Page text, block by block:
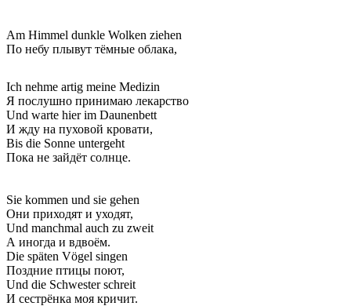
Am Himmel dunkle Wolken ziehen
По небу плывут тёмные облака,
Ich nehme artig meine Medizin
Я послушно принимаю лекарство
Und warte hier im Daunenbett
И жду на пуховой кровати,
Bis die Sonne untergeht
Пока не зайдёт солнце.
Sie kommen und sie gehen
Они приходят и уходят,
Und manchmal auch zu zweit
А иногда и вдвоём.
Die späten Vögel singen
Поздние птицы поют,
Und die Schwester schreit
И сестрёнка моя кричит.